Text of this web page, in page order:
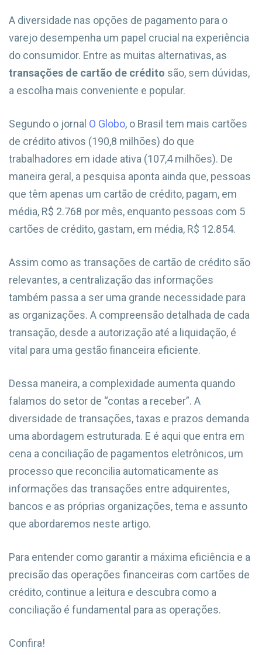
A diversidade nas opções de pagamento para o
varejo desempenha um papel crucial na experiência
do consumidor. Entre as muitas alternativas, as
transações de cartão de crédito são, sem dúvidas,
a escolha mais conveniente e popular.
Segundo o jornal O Globo, o Brasil tem mais cartões
de crédito ativos (190,8 milhões) do que
trabalhadores em idade ativa (107,4 milhões). De
maneira geral, a pesquisa aponta ainda que, pessoas
que têm apenas um cartão de crédito, pagam, em
média, R$ 2.768 por mês, enquanto pessoas com 5
cartões de crédito, gastam, em média, R$ 12.854.
Assim como as transações de cartão de crédito são
relevantes, a centralização das informações
também passa a ser uma grande necessidade para
as organizações. A compreensão detalhada de cada
transação, desde a autorização até a liquidação, é
vital para uma gestão financeira eficiente.
Dessa maneira, a complexidade aumenta quando
falamos do setor de “contas a receber”. A
diversidade de transações, taxas e prazos demanda
uma abordagem estruturada. E é aqui que entra em
cena a conciliação de pagamentos eletrônicos, um
processo que reconcilia automaticamente as
informações das transações entre adquirentes,
bancos e as próprias organizações, tema e assunto
que abordaremos neste artigo.
Para entender como garantir a máxima eficiência e a
precisão das operações financeiras com cartões de
crédito, continue a leitura e descubra como a
conciliação é fundamental para as operações.
Confira!